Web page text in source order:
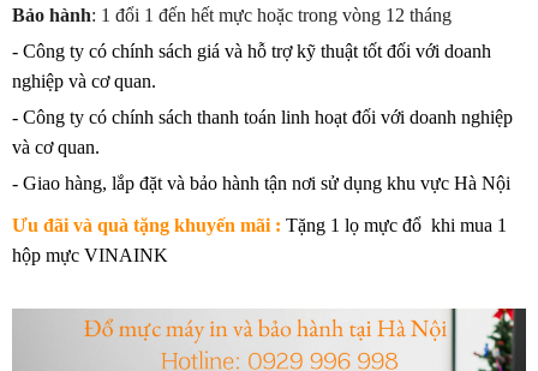
Bảo hành: 1 đổi 1 đến hết mực hoặc trong vòng 12 tháng
- Công ty có chính sách giá và hỗ trợ kỹ thuật tốt đối với doanh
nghiệp và cơ quan.
- Công ty có chính sách thanh toán linh hoạt đối với doanh nghiệp
và cơ quan.
- Giao hàng, lắp đặt và bảo hành tận nơi sử dụng khu vực Hà Nội
Ưu đãi và quà tặng khuyến mãi : Tặng 1 lọ mực đổ khi mua 1
hộp mực VINAINK